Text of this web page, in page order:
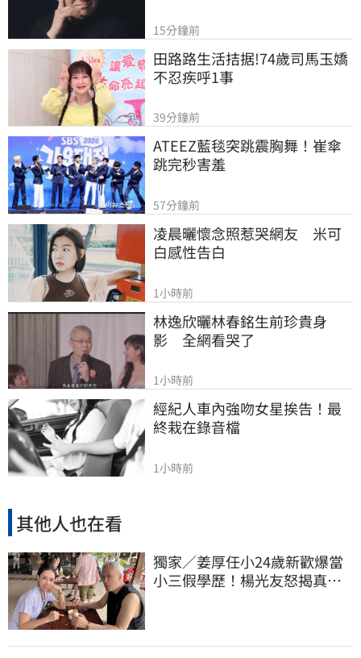
15分鐘前
田路路生活拮据!74歲司馬玉嬌
不忍疾呼1事
39分鐘前
ATEEZ藍毯突跳震胸舞！崔傘
跳完秒害羞
57分鐘前
凌晨曬懷念照惹哭網友　米可
白感性告白
1小時前
林逸欣曬林春銘生前珍貴身
影　全網看哭了
1小時前
經紀人車內強吻女星挨告！最
終栽在錄音檔
1小時前
其他人也在看
獨家／姜厚任小24歲新歡爆當
小三假學歷！楊光友怒揭真實